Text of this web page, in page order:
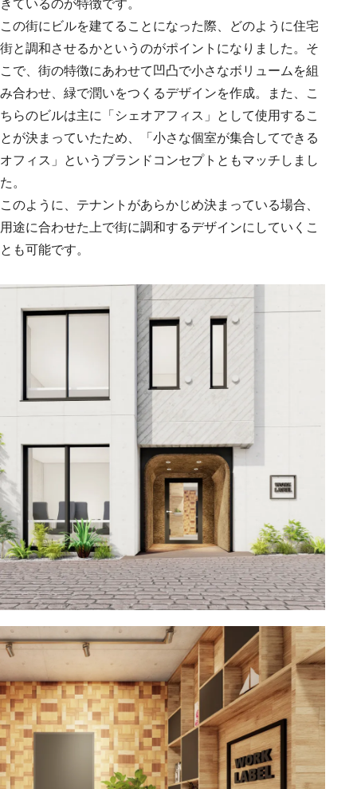
この街にビルを建てることになった際、どのように住宅
街と調和させるかというのがポイントになりました。そ
こで、街の特徴にあわせて凹凸で小さなボリュームを組
み合わせ、緑で潤いをつくるデザインを作成。また、こ
ちらのビルは主に「シェオアフィス」として使用するこ
とが決まっていたため、「小さな個室が集合してできる
オフィス」というブランドコンセプトともマッチしまし
た。
このように、テナントがあらかじめ決まっている場合、
用途に合わせた上で街に調和するデザインにしていくこ
とも可能です。